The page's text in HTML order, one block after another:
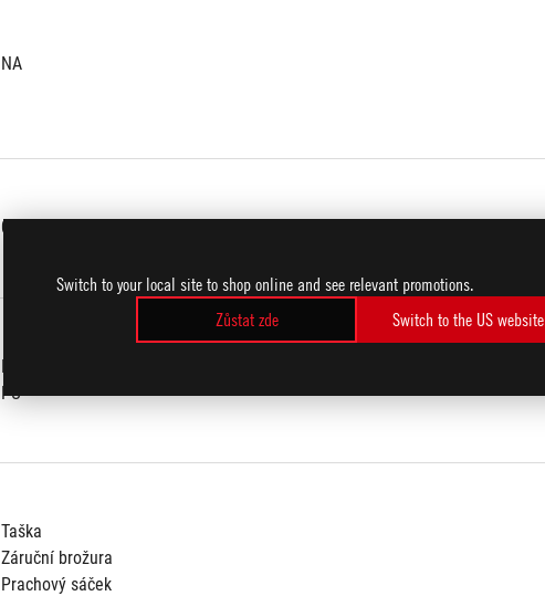
Switch to your local site to shop online and see relevant promotions.
Zůstat zde
Switch to the US website
NA
0.81 kg
Polyester
PU
Taška
Záruční brožura
Prachový sáček